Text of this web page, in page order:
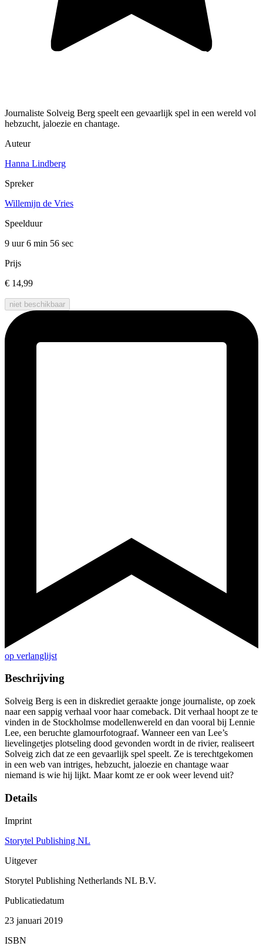
Journaliste Solveig Berg speelt een gevaarlijk spel in een wereld vol
hebzucht, jaloezie en chantage.
Auteur
Hanna Lindberg
Spreker
Willemijn de Vries
Speelduur
9 uur 6 min 56 sec
Prijs
€ 14,99
niet beschikbaar
op verlanglijst
Beschrijving
Solveig Berg is een in diskrediet geraakte jonge journaliste, op zoek
naar een sappig verhaal voor haar comeback. Dit verhaal hoopt ze te
vinden in de Stockholmse modellenwereld en dan vooral bij Lennie
Lee, een beruchte glamourfotograaf. Wanneer een van Lee’s
lievelingetjes plotseling dood gevonden wordt in de rivier, realiseert
Solveig zich dat ze een gevaarlijk spel speelt. Ze is terechtgekomen
in een web van intriges, hebzucht, jaloezie en chantage waar
niemand is wie hij lijkt. Maar komt ze er ook weer levend uit?
Details
Imprint
Storytel Publishing NL
Uitgever
Storytel Publishing Netherlands NL B.V.
Publicatiedatum
23 januari 2019
ISBN